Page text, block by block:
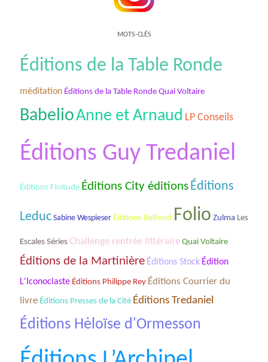
MOTS-CLÉS
Éditions de la Table Ronde
méditation Éditions de la Table Ronde Quai Voltaire
BabelioAnne et Arnaud LP Conseils
Éditions Guy Tredaniel
Éditions Finitude Éditions City éditions Éditions
Leduc Sabine Wespieser Éditions Belfond Folio Zulma Les
Escales Séries Challenge rentrée littéraire Quai Voltaire
Éditions de la Martinière Éditions Stock Édition
L'Iconoclaste Éditions Philippe Rey Éditions Courrier du
livre Éditions Presses de la Cité Éditions Tredaniel
Éditions Hėloïse d'Ormesson